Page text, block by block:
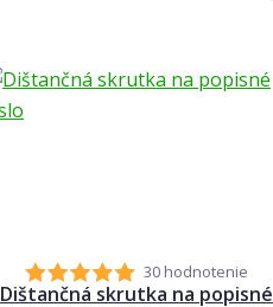
30 hodnotenie
Dištančná skrutka na popisné